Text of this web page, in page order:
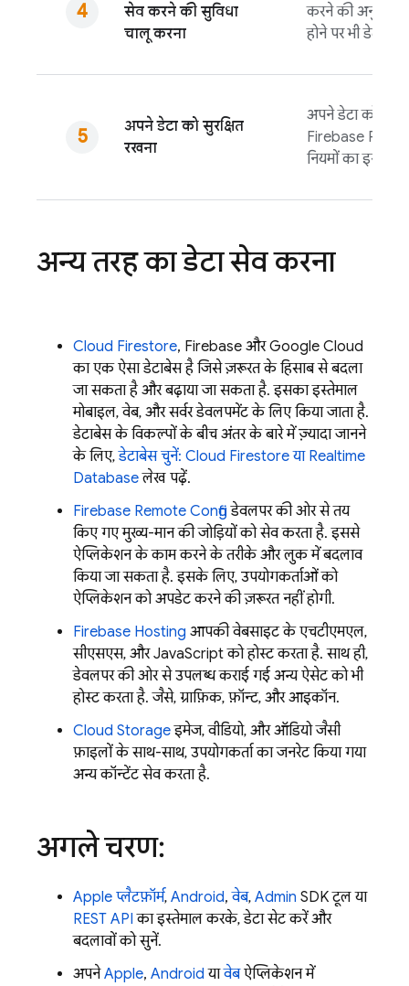
सेव करने की सुविधा
चालू करना
करने की अनुमति
होने पर भी डेटा
अपने डेटा को सुरक्षित
रखना
अपने डेटा को
Firebase
नियमों का
अन्य तरह का डेटा सेव करना
Cloud Firestore, Firebase और Google Cloud
का एक ऐसा डेटाबेस है जिसे ज़रूरत के हिसाब से बदला
जा सकता है और बढ़ाया जा सकता है. इसका इस्तेमाल
मोबाइल, वेब, और सर्वर डेवलपमेंट के लिए किया जाता है.
डेटाबेस के विकल्पों के बीच अंतर के बारे में ज़्यादा जानने
के लिए,डेटाबेस चुनें: Cloud Firestoreया Realtime
Databaseलेख पढ़ें.
Firebase Remote Config डेवलपर की ओर से तय
किए गए मुख्य-मान की जोड़ियों को सेव करता है. इससे
ऐप्लिकेशन के काम करने के तरीके और लुक में बदलाव
किया जा सकता है. इसके लिए, उपयोगकर्ताओं को
ऐप्लिकेशन को अपडेट करने की ज़रूरत नहीं होगी.
Firebase Hosting आपकी वेबसाइट के एचटीएमएल,
सीएसएस, और JavaScript को होस्ट करता है. साथ ही,
डेवलपर की ओर से उपलब्ध कराई गई अन्य ऐसेट को भी
होस्ट करता है. जैसे, ग्राफ़िक, फ़ॉन्ट, और आइकॉन.
Cloud Storageइमेज, वीडियो, और ऑडियो जैसी
फ़ाइलों के साथ-साथ, उपयोगकर्ता का जनरेट किया गया
अन्य कॉन्टेंट सेव करता है.
अगले चरण:
Apple प्लैटफ़ॉर्म, Android,वेब, Admin SDK टूल या
REST API का इस्तेमाल करके, डेटा सेट करें और
बदलावों को सुनें.
अपनेApple, Android यावेबऐप्लिकेशन में